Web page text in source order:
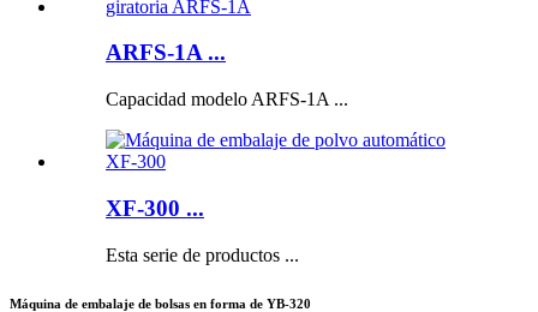
ARFS-1A ...
Capacidad modelo ARFS-1A ...
XF-300 ...
Esta serie de productos ...
Máquina de embalaje de bolsas en forma de YB-320